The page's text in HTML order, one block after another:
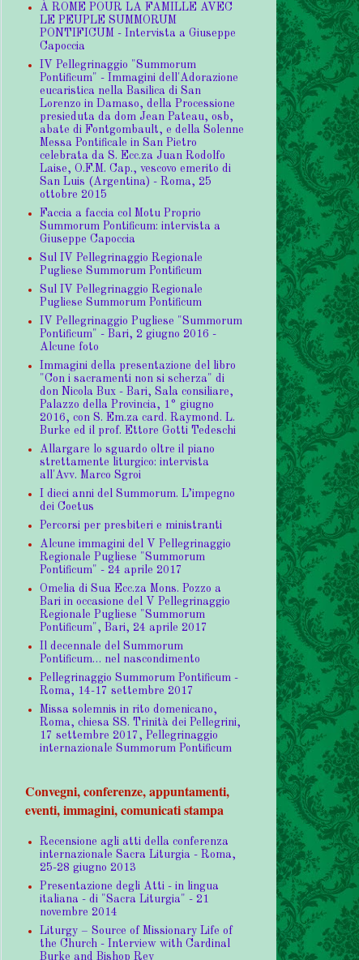
À ROME POUR LA FAMILLE AVEC
LE PEUPLE SUMMORUM
PONTIFICUM - Intervista a Giuseppe
Capoccia
IV Pellegrinaggio "Summorum
Pontificum" - Immagini dell'Adorazione
eucaristica nella Basilica di San
Lorenzo in Damaso, della Processione
presieduta da dom Jean Pateau, osb,
abate di Fontgombault, e della Solenne
Messa Pontificale in San Pietro
celebrata da S. Ecc.za Juan Rodolfo
Laise, O.F.M. Cap., vescovo emerito di
San Luis (Argentina) - Roma, 25
ottobre 2015
Faccia a faccia col Motu Proprio
Summorum Pontificum: intervista a
Giuseppe Capoccia
Sul IV Pellegrinaggio Regionale
Pugliese Summorum Pontificum
Sul IV Pellegrinaggio Regionale
Pugliese Summorum Pontificum
IV Pellegrinaggio Pugliese "Summorum
Pontificum" - Bari, 2 giugno 2016 -
Alcune foto
Immagini della presentazione del libro
"Con i sacramenti non si scherza" di
don Nicola Bux - Bari, Sala consiliare,
Palazzo della Provincia, 1° giugno
2016, con S. Em.za card. Raymond. L.
Burke ed il prof. Ettore Gotti Tedeschi
Allargare lo sguardo oltre il piano
strettamente liturgico: intervista
all'Avv. Marco Sgroi
I dieci anni del Summorum. L’impegno
dei Coetus
Percorsi per presbiteri e ministranti
Alcune immagini del V Pellegrinaggio
Regionale Pugliese "Summorum
Pontificum" - 24 aprile 2017
Omelia di Sua Ecc.za Mons. Pozzo a
Bari in occasione del V Pellegrinaggio
Regionale Pugliese "Summorum
Pontificum", Bari, 24 aprile 2017
Il decennale del Summorum
Pontificum… nel nascondimento
Pellegrinaggio Summorum Pontificum -
Roma, 14-17 settembre 2017
Missa solemnis in rito domenicano,
Roma, chiesa SS. Trinità dei Pellegrini,
17 settembre 2017, Pellegrinaggio
internazionale Summorum Pontificum
Convegni, conferenze, appuntamenti,
eventi, immagini, comunicati stampa
Recensione agli atti della conferenza
internazionale Sacra Liturgia - Roma,
25-28 giugno 2013
Presentazione degli Atti - in lingua
italiana - di "Sacra Liturgia" - 21
novembre 2014
Liturgy – Source of Missionary Life of
the Church - Interview with Cardinal
Burke and Bishop Rey